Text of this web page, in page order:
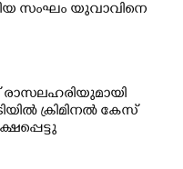
സംഘം യുവാവിനെ
രാസലഹരിയുമായി
ക്രിമിനൽ കേസ്